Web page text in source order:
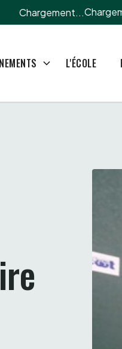
Chargement...
L'ÉCOLE